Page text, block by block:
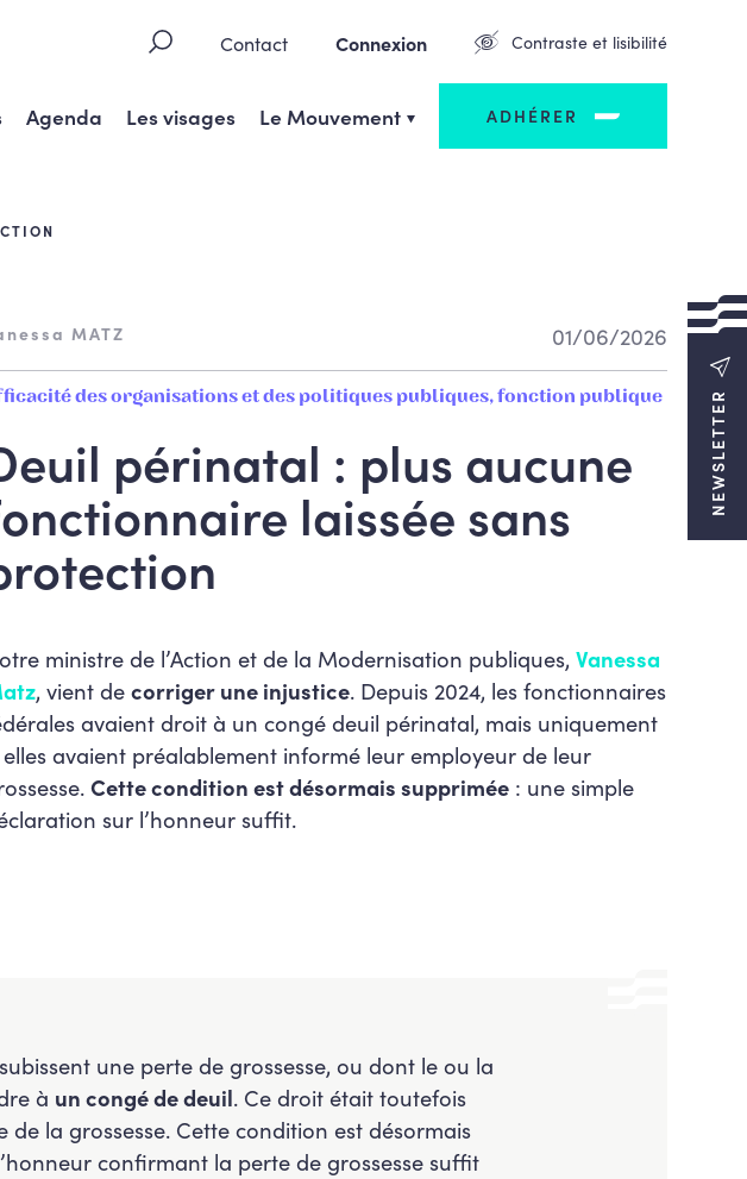
Contact Connexion Contraste et lisibilité
Agenda Les visages Le Mouvement ADHÉRER
NEWSLETTER
01/06/2026
des organisations et des politiques publiques, fonction publique
MATZ
périnatal : plus aucune
laissée sans
ministre de l’Action et de la Modernisation publiques, Vanessa
, vient decorriger une injustice. Depuis 2024, les fonctionnaires
avaient droit à un congé deuil périnatal, mais uniquement
elles avaient préalablement informé leur employeur de leur
Cette condition est désormais supprimée : une simple
sur l’honneur suffit.
une perte de grossesse, ou dont le ou la
à un congé de deuil. Ce droit était toutefois
la grossesse. Cette condition est désormais
confirmant la perte de grossesse suffit